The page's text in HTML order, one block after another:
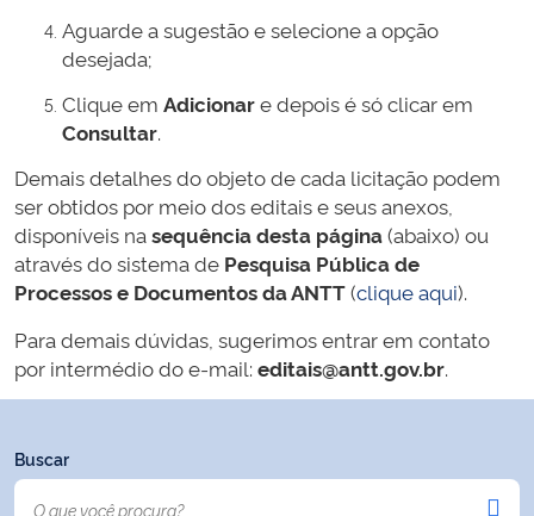
Aguarde a sugestão e selecione a opção
desejada;
Clique em Adicionare depois é só clicar em
Consultar.
Demais detalhes do objeto de cada licitação podem
ser obtidos por meio dos editais e seus anexos,
disponíveis nasequência desta página(abaixo) ou
através do sistema de Pesquisa Pública de
Processos e Documentos da ANTT(clique aqui).
Para demais dúvidas, sugerimos entrar em contato
por intermédio do e-mail: editais@antt.gov.br.
Buscar